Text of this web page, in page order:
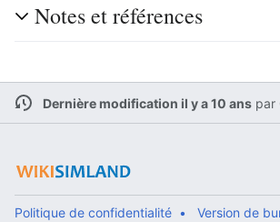
Notes et références
Dernière modification il y a 10 anspar
Politique de confidentialité Version de